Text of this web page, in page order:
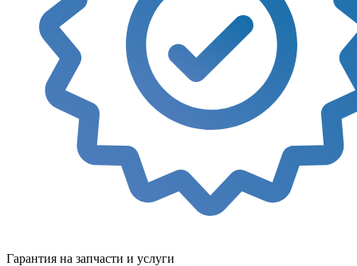
Гарантия на запчасти и услуги